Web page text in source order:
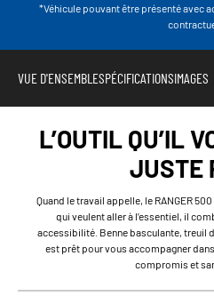
*Véhicule pouvant être présenté avec
VUE D'ENSEMBLESPÉCIFICATIONSIMAGES
L’OUTIL QU’IL
JUSTE
Quand le travail appelle, le RANGER
qui veulent aller à l’essentiel, il
accessibilité. Benne basculante, treuil
est prêt pour vous accompagner
compromis et